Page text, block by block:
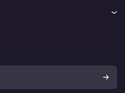
Dein Widerrufsrecht